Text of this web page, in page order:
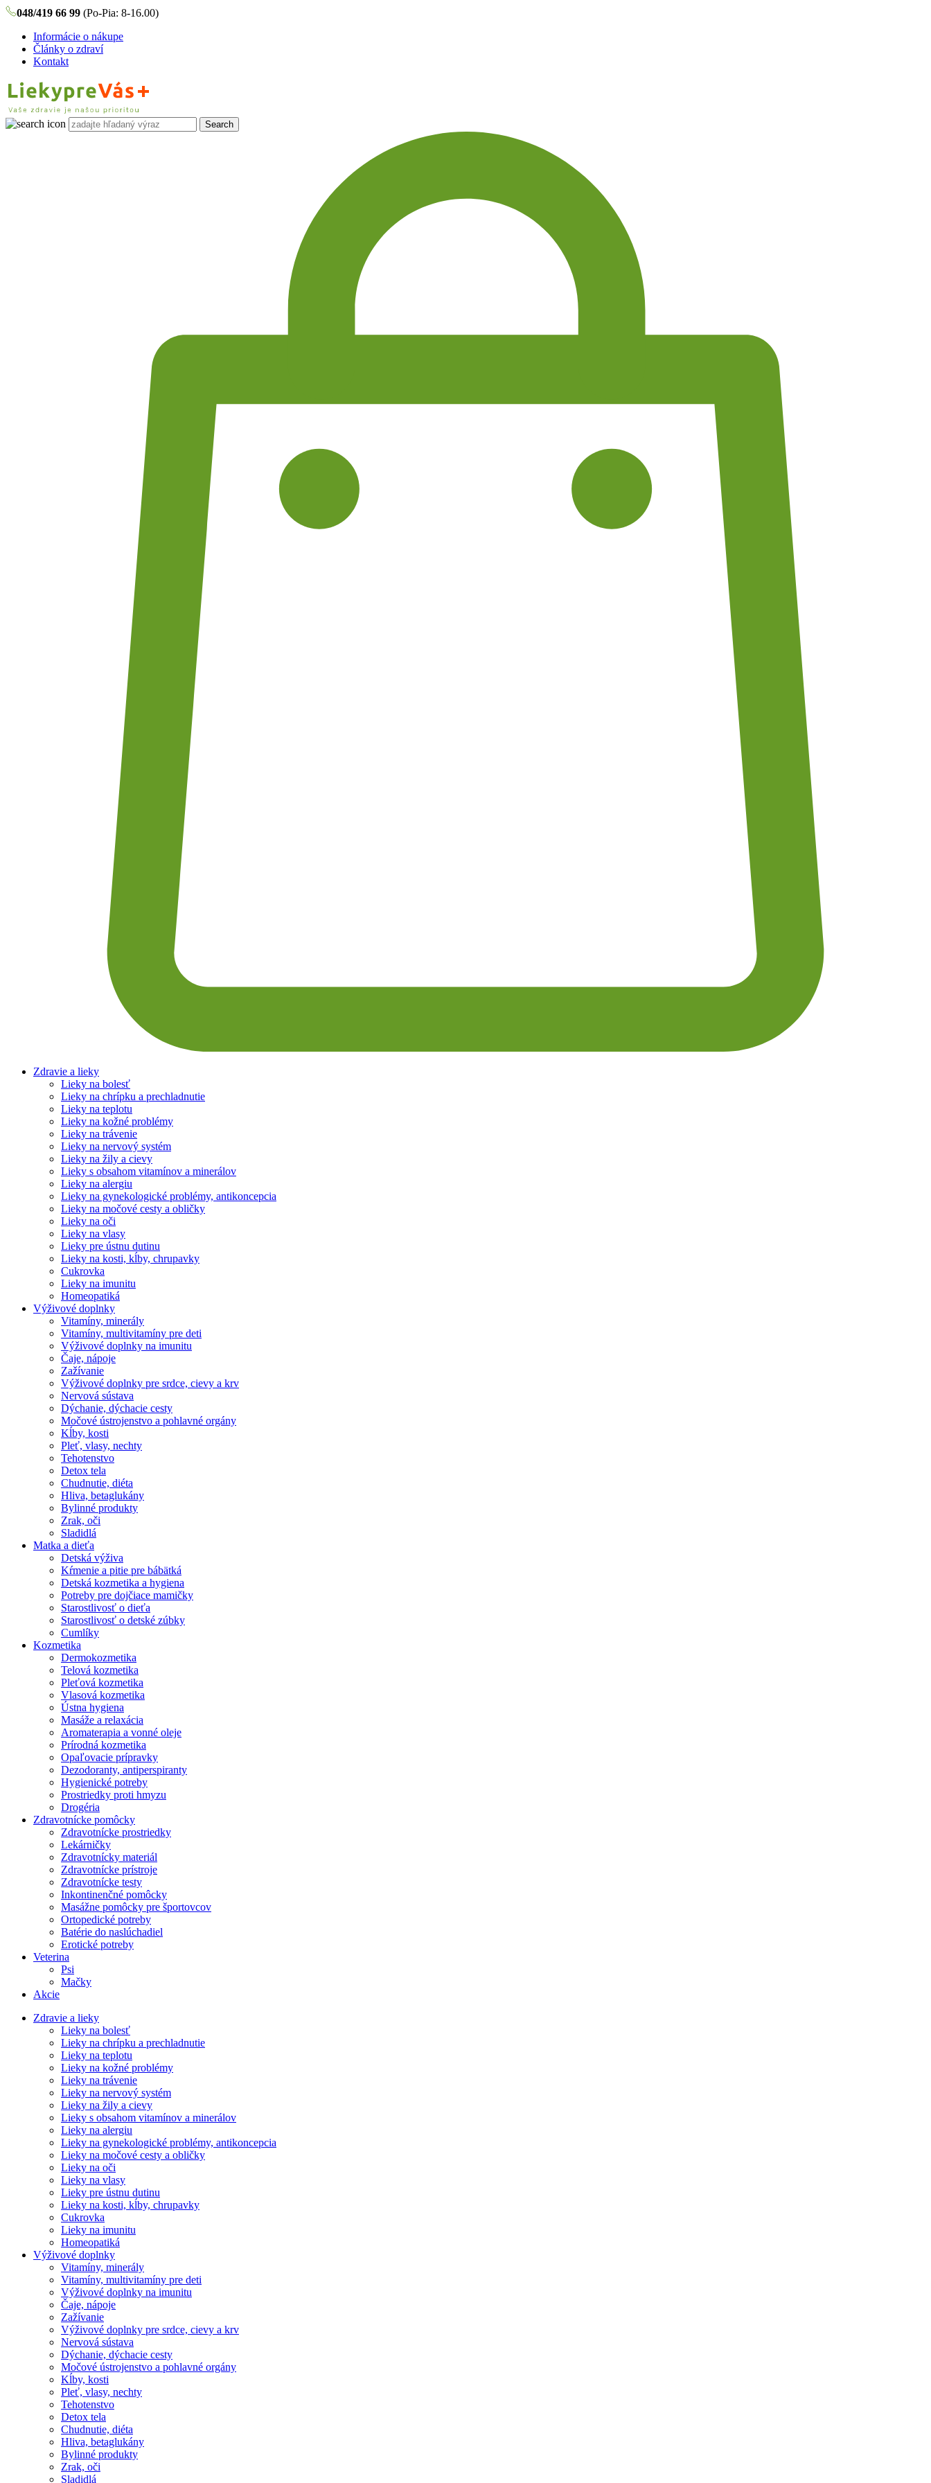
048/419 66 99 (Po-Pia: 8-16.00)
Informácie o nákupe
Články o zdraví
Kontakt
Zdravie a lieky
Lieky na bolesť
Lieky na chrípku a prechladnutie
Lieky na teplotu
Lieky na kožné problémy
Lieky na trávenie
Lieky na nervový systém
Lieky na žily a cievy
Lieky s obsahom vitamínov a minerálov
Lieky na alergiu
Lieky na gynekologické problémy, antikoncepcia
Lieky na močové cesty a obličky
Lieky na oči
Lieky na vlasy
Lieky pre ústnu dutinu
Lieky na kosti, kĺby, chrupavky
Cukrovka
Lieky na imunitu
Homeopatiká
Výživové doplnky
Vitamíny, minerály
Vitamíny, multivitamíny pre deti
Výživové doplnky na imunitu
Čaje, nápoje
Zažívanie
Výživové doplnky pre srdce, cievy a krv
Nervová sústava
Dýchanie, dýchacie cesty
Močové ústrojenstvo a pohlavné orgány
Kĺby, kosti
Pleť, vlasy, nechty
Tehotenstvo
Detox tela
Chudnutie, diéta
Hliva, betaglukány
Bylinné produkty
Zrak, oči
Sladidlá
Matka a dieťa
Detská výživa
Kŕmenie a pitie pre bábätká
Detská kozmetika a hygiena
Potreby pre dojčiace mamičky
Starostlivosť o dieťa
Starostlivosť o detské zúbky
Cumlíky
Kozmetika
Dermokozmetika
Telová kozmetika
Pleťová kozmetika
Vlasová kozmetika
Ústna hygiena
Masáže a relaxácia
Aromaterapia a vonné oleje
Prírodná kozmetika
Opaľovacie prípravky
Dezodoranty, antiperspiranty
Hygienické potreby
Prostriedky proti hmyzu
Drogéria
Zdravotnícke pomôcky
Zdravotnícke prostriedky
Lekárničky
Zdravotnícky materiál
Zdravotnícke prístroje
Zdravotnícke testy
Inkontinenčné pomôcky
Masážne pomôcky pre športovcov
Ortopedické potreby
Batérie do naslúchadiel
Erotické potreby
Veterina
Psi
Mačky
Akcie
Zdravie a lieky
Lieky na bolesť
Lieky na chrípku a prechladnutie
Lieky na teplotu
Lieky na kožné problémy
Lieky na trávenie
Lieky na nervový systém
Lieky na žily a cievy
Lieky s obsahom vitamínov a minerálov
Lieky na alergiu
Lieky na gynekologické problémy, antikoncepcia
Lieky na močové cesty a obličky
Lieky na oči
Lieky na vlasy
Lieky pre ústnu dutinu
Lieky na kosti, kĺby, chrupavky
Cukrovka
Lieky na imunitu
Homeopatiká
Výživové doplnky
Vitamíny, minerály
Vitamíny, multivitamíny pre deti
Výživové doplnky na imunitu
Čaje, nápoje
Zažívanie
Výživové doplnky pre srdce, cievy a krv
Nervová sústava
Dýchanie, dýchacie cesty
Močové ústrojenstvo a pohlavné orgány
Kĺby, kosti
Pleť, vlasy, nechty
Tehotenstvo
Detox tela
Chudnutie, diéta
Hliva, betaglukány
Bylinné produkty
Zrak, oči
Sladidlá